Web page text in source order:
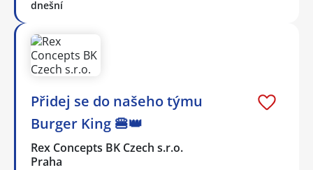
dnešní
Přidej se do našeho týmu
Burger King 🍔👑
Rex Concepts BK Czech s.r.o.
Praha